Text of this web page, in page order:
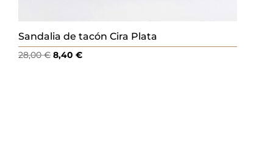
Sandalia de tacón Cira Plata
28,00€El
8,40€El